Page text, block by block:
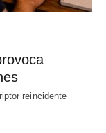
reincidente